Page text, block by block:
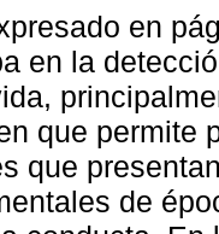
en
en la
que permite
que
de